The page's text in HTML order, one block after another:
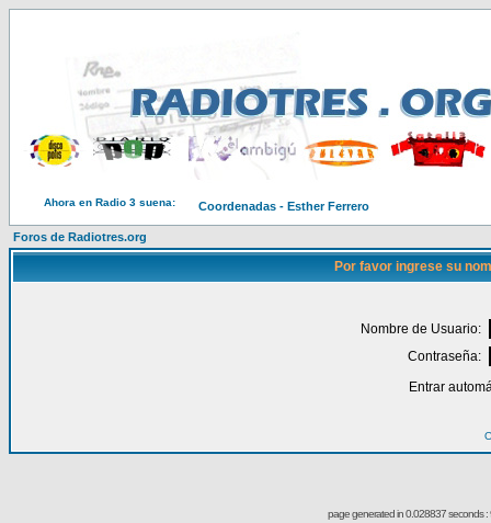
Ahora en Radio 3 suena: Coordenadas - Esther Ferrero
Foros de Radiotres.org
Por favor ingrese su
Nombre de Usuario:
Contraseña:
Entrar
page generated in 0.028837 seconds :